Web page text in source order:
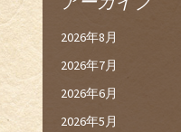
2026年8月
2026年7月
2026年6月
2026年5月